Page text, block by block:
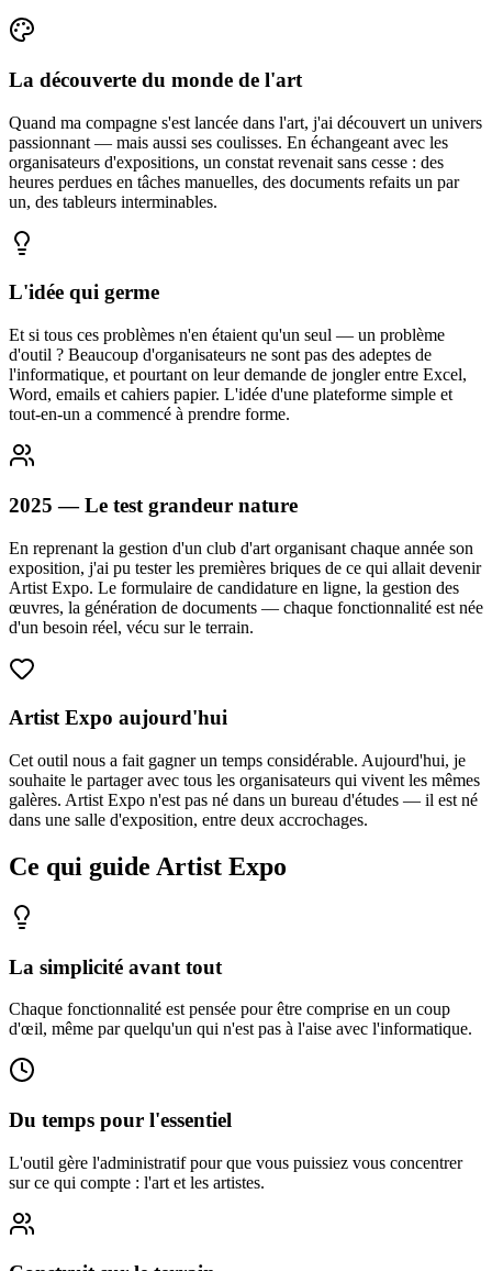
La découverte du monde de l'art
Quand ma compagne s'est lancée dans l'art, j'ai découvert un univers
passionnant — mais aussi ses coulisses. En échangeant avec les
organisateurs d'expositions, un constat revenait sans cesse : des
heures perdues en tâches manuelles, des documents refaits un par
un, des tableurs interminables.
L'idée qui germe
Et si tous ces problèmes n'en étaient qu'un seul — un problème
d'outil ? Beaucoup d'organisateurs ne sont pas des adeptes de
l'informatique, et pourtant on leur demande de jongler entre Excel,
Word, emails et cahiers papier. L'idée d'une plateforme simple et
tout-en-un a commencé à prendre forme.
2025 — Le test grandeur nature
En reprenant la gestion d'un club d'art organisant chaque année son
exposition, j'ai pu tester les premières briques de ce qui allait devenir
Artist Expo. Le formulaire de candidature en ligne, la gestion des
œuvres, la génération de documents — chaque fonctionnalité est née
d'un besoin réel, vécu sur le terrain.
Artist Expo aujourd'hui
Cet outil nous a fait gagner un temps considérable. Aujourd'hui, je
souhaite le partager avec tous les organisateurs qui vivent les mêmes
galères. Artist Expo n'est pas né dans un bureau d'études — il est né
dans une salle d'exposition, entre deux accrochages.
Ce qui guide Artist Expo
La simplicité avant tout
Chaque fonctionnalité est pensée pour être comprise en un coup
d'œil, même par quelqu'un qui n'est pas à l'aise avec l'informatique.
Du temps pour l'essentiel
L'outil gère l'administratif pour que vous puissiez vous concentrer
sur ce qui compte : l'art et les artistes.